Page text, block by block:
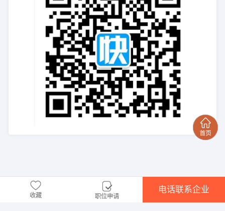
收藏 职位申请
电话联系企业